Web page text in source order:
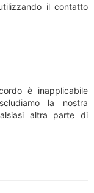
il contatto
è inapplicabile
la nostra
altra parte di